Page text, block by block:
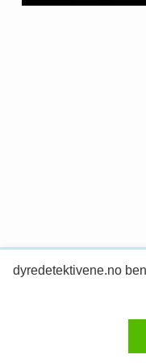
©
Design og
dyredetektivene.no